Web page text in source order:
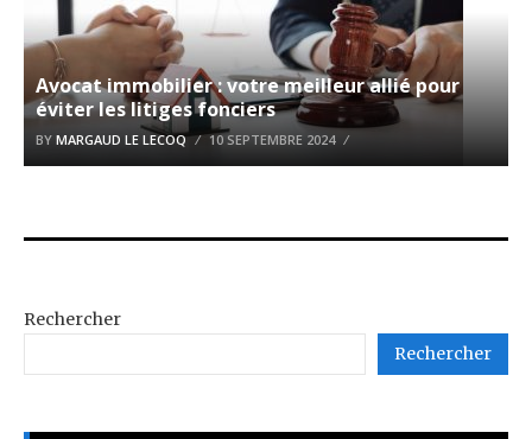
Avocat immobilier : votre meilleur allié pour
éviter les litiges fonciers
BY MARGAUD LE LECOQ 10 SEPTEMBRE 2024
Rechercher
Rechercher